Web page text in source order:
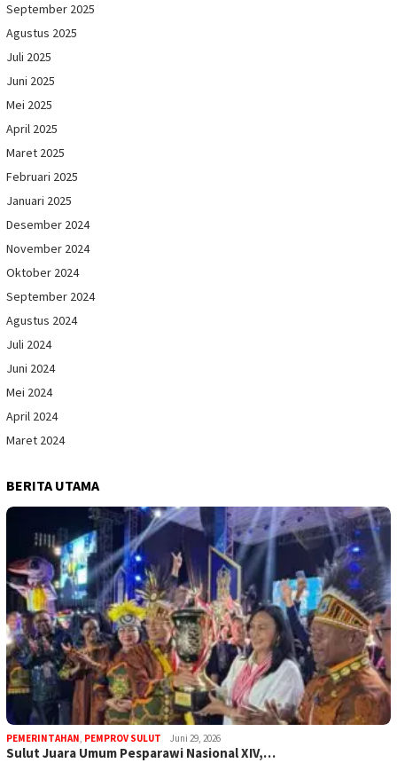
September 2025
Agustus 2025
Juli 2025
Juni 2025
Mei 2025
April 2025
Maret 2025
Februari 2025
Januari 2025
Desember 2024
November 2024
Oktober 2024
September 2024
Agustus 2024
Juli 2024
Juni 2024
Mei 2024
April 2024
Maret 2024
BERITA UTAMA
PEMERINTAHAN, PEMPROV SULUT Juni 29, 2026
Sulut Juara Umum Pesparawi Nasional XIV,…